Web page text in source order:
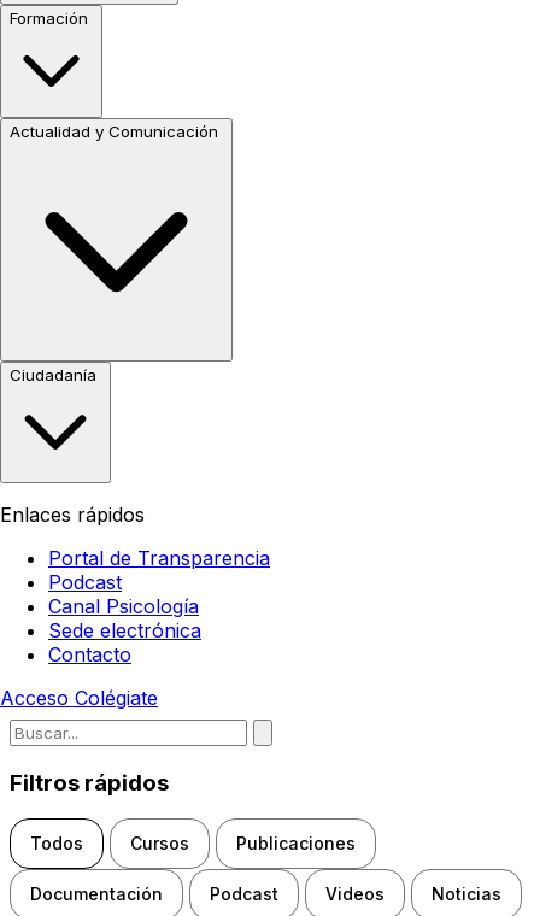
Formación
Actualidad y Comunicación
Ciudadanía
Enlaces rápidos
Portal de Transparencia
Podcast
Canal Psicología
Sede electrónica
Contacto
Acceso Colégiate
Escribe para buscar noticias,
Filtros rápidos
Todos Cursos Publicaciones
Documentación Podcast Videos Noticias